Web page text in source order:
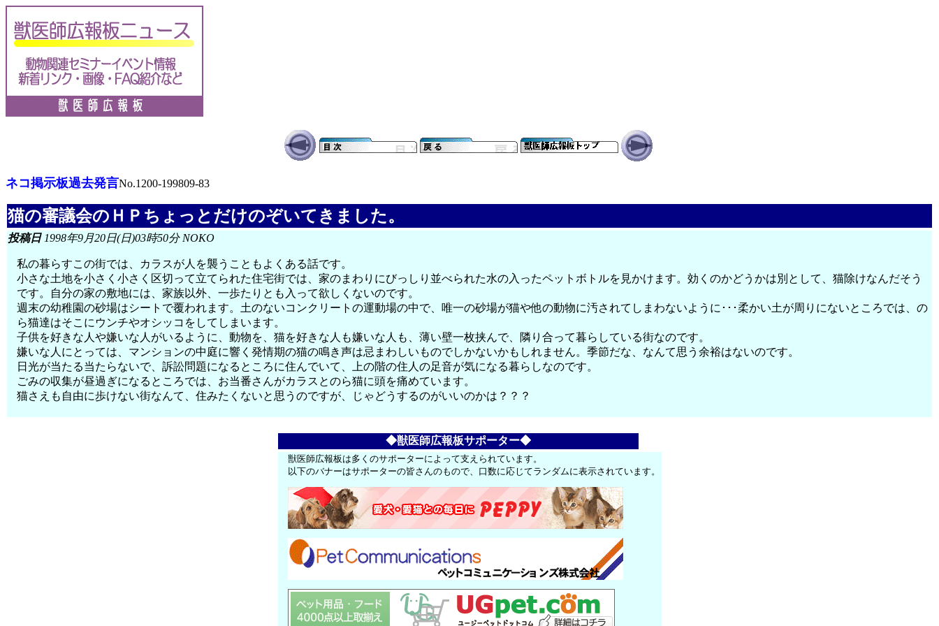
ネコ掲示板過去発言No.1200-199809-83
猫の審議会のＨＰちょっとだけのぞいてきました。
投稿日1998年9月20日(日)03時50分 NOKO
私の暮らすこの街では、カラスが人を襲うこともよくある話です。
小さな土地を小さく小さく区切って立てられた住宅街では、家のまわりにびっしり並べられた水の入ったペットボトルを見かけます。効くのかどうかは別として、猫除けなんだそう
です。自分の家の敷地には、家族以外、一歩たりとも入って欲しくないのです。
週末の幼稚園の砂場はシートで覆われます。土のないコンクリートの運動場の中で、唯一の砂場が猫や他の動物に汚されてしまわないように･･･柔かい土が周りにないところでは、の
ら猫達はそこにウンチやオシッコをしてしまいます。
子供を好きな人や嫌いな人がいるように、動物を、猫を好きな人も嫌いな人も、薄い壁一枚挟んで、隣り合って暮らしている街なのです。
嫌いな人にとっては、マンションの中庭に響く発情期の猫の鳴き声は忌まわしいものでしかないかもしれません。季節だな、なんて思う余裕はないのです。
日光が当たる当たらないで、訴訟問題になるところに住んでいて、上の階の住人の足音が気になる暮らしなのです。
ごみの収集が昼過ぎになるところでは、お当番さんがカラスとのら猫に頭を痛めています。
猫さえも自由に歩けない街なんて、住みたくないと思うのですが、じゃどうするのがいいのかは？？？
◆獣医師広報板サポーター◆
獣医師広報板は多くのサポーターによって支えられています。
以下のバナーはサポーターの皆さんのもので、口数に応じてランダムに表示されています。